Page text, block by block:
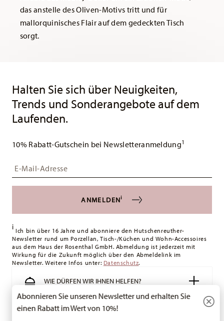
das anstelle des Oliven-Motivs tritt und für
mallorquinisches Flair auf dem gedeckten Tisch
sorgt.
Halten Sie sich über Neuigkeiten,
Trends und Sonderangebote auf dem
Laufenden.
10% Rabatt-Gutschein bei Newsletteranmeldung1
ANMELDENi
i Ich bin über 16 Jahre und abonniere den Hutschenreuther-
Newsletter rund um Porzellan, Tisch-/Küchen und Wohn-Accessoires
aus dem Haus der Rosenthal GmbH. Abmeldung ist jederzeit mit
Wirkung für die Zukunft möglich über den Abmeldelink im
Newsletter. Weitere Infos unter: Datenschutz.
WIE DÜRFEN WIR IHNEN HELFEN?
RECHTLICHES & DATENSCHUTZ
Abonnieren Sie unseren Newsletter und erhalten Sie
einen Rabatt im Wert von 10%!